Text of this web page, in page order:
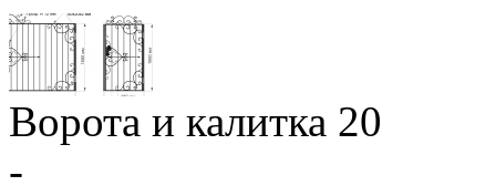
Ворота и калитка 20
-